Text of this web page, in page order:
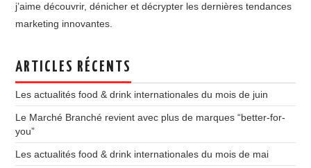
j’aime découvrir, dénicher et décrypter les dernières tendances
marketing innovantes.
ARTICLES RÉCENTS
Les actualités food & drink internationales du mois de juin
Le Marché Branché revient avec plus de marques “better-for-
you”
Les actualités food & drink internationales du mois de mai